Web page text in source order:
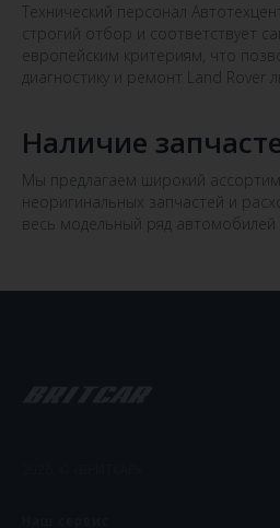
Технический персонал
строгий отбор и соответствует
европейским критериям, что
диагностику и ремонт Land Rover
Наличие
Мы предлагаем широкий
неоригинальных запчастей и
весь модельный ряд автомобилей